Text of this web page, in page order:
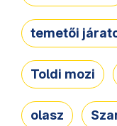
temetői
Toldi mozi
olasz